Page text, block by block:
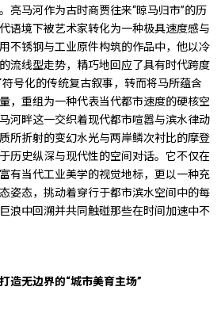
亮马河作为古时商贾往来“晾马归市”的历
语境下被艺术家转化为一种极具速度感与
不锈钢与工业原件构筑的作品中，他以冷
流线型走势，精巧地回应了具有时代跨度
号化的传统复古叙事，转而将马所蕴含
，重组为一种代表当代都市速度的硬核空
河畔这一交织着现代都市喧嚣与滨水律动
所折射的变幻水光与两岸鳞次衬比的摩登
历史纵深与现代性的空间对话。它不仅在
有当代工业美学的视觉地标，更以一种充
姿态，挑动着穿行于都市滨水空间中的每
浪中回溯并共同触碰那些在时间加速中不
造无边界的“城市美育主场”